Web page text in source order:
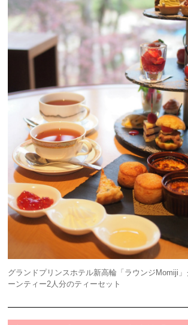
グランドプリンスホテル新高輪「ラウンジMomiji
ーンティー2人分のティーセット